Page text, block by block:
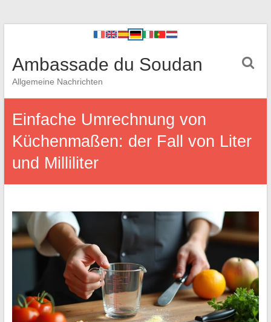
Ambassade du Soudan
Allgemeine Nachrichten
Einfache Umrechnung von
Küchenmaßen: der Fall von Liter
und Milliliter